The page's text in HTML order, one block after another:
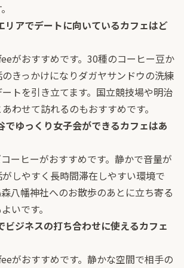
リアでデートに向いているカフェはど
がおすすめです。30種のコーヒー豆か
きっかけになりダガヤサンドウの洗練
トを引き立てます。国立競技場や明治
わせて訪れるのもおすすめです。
でゆっくり女子会ができるカフェはあ
ーヒーがおすすめです。静かで音量が
しやすく長時間滞在しやすい環境で
八幡神社へのお散歩のあとに立ち寄る
いです。
ビジネスの打ち合わせに使えるカフェ
がおすすめです。静かな空間で相手の